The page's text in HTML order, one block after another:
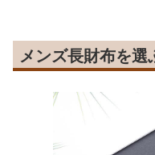
メンズ長財布を選